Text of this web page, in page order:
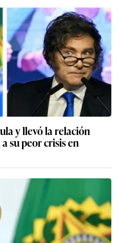
y llevó la relación
su peor crisis en